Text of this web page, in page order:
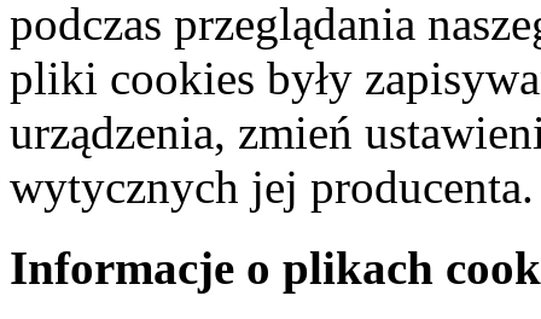
podczas przeglądania
pliki cookies były
urządzenia, zmień
wytycznych jej producenta.
Informacje o plikach